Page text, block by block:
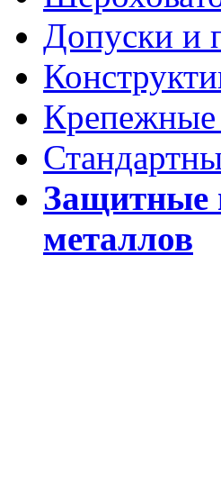
Допуски и
Крепежные
Защитные
металлов